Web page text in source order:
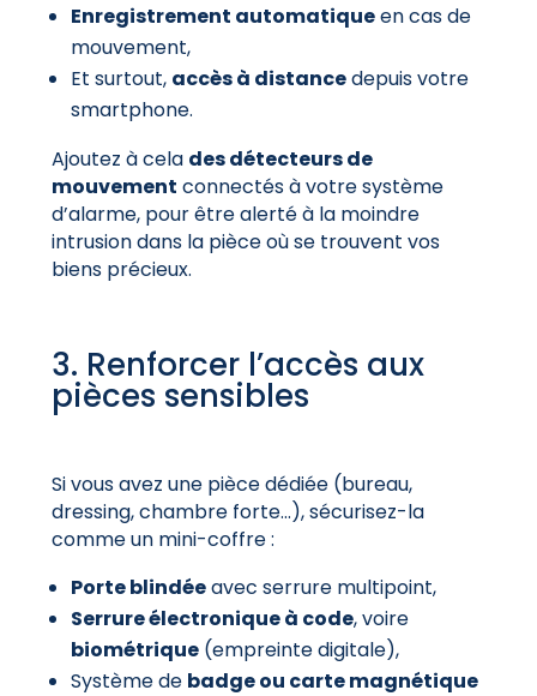
Enregistrement automatiqueen cas de
mouvement,
Et surtout, accès à distancedepuis votre
smartphone.
Ajoutez à cela des détecteurs de
mouvement connectés à votre système
d’alarme, pour être alerté à la moindre
intrusion dans la pièce où se trouvent vos
biens précieux.
3. Renforcer l’accès aux
pièces sensibles
Si vous avez une pièce dédiée (bureau,
dressing, chambre forte…), sécurisez-la
comme un mini-coffre :
Porte blindéeavec serrure multipoint,
Serrure électronique à code, voire
biométrique(empreinte digitale),
Système de badge ou carte magnétique